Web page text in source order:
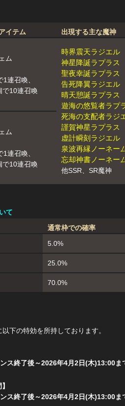
イテム 出現する主な魔神
ム
連召喚、
で10連召喚
時界震天ラジエル
神星降誕ラプラス
聖夜幸誕ラプラス
告死降翼ラジエル
晴天憩誕ラプラス
遊海の悠覧者ラプ
死海の支配者ラジ
謹賀神星ラプラス
虚計瞬刻ラジエル
泉波再縁ノーネー
忘却神書ノーネー
他SSR、SR魔神
ム
1連召喚、
で10連召喚
て
通常枠での確率
5.0%
25.0%
70.0%
下の特効を所持しております。
ス終了後～2026年4月2日(木)13:00ま
ス終了後～2026年4月2日(木)13:00ま